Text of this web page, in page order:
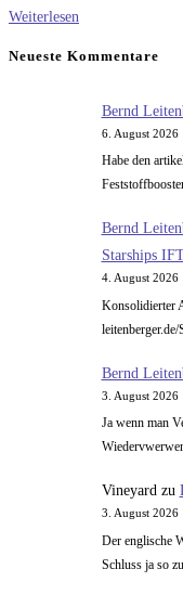
Weiterlesen
Neueste Kommentare
Bernd
6. August 2026
Habe den
Bernd
Starships
4. August 2026
Konsolidierter
Bernd
3. August 2026
Ja wenn man
Vineyardzu
3. August 2026
Der englische
Schluss ja so